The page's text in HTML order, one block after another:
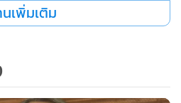
ร ที่ฝ่ายทหารไทยเพิ่งยึดคืนกลับมา
านทางทหาร มีเสาสัญญาณ และมี
าชธานี ก็เพิ่งยึดคืนกลับมาได้ ขณะ
อยู่ว่าจะยึดเบ็ดเสร็จได้หรือไม่
เพิ่มเติม